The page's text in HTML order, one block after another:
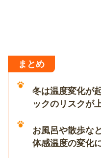
まとめ
冬は温度変化が
ックのリスクが
お風呂や散歩な
体感温度の変化